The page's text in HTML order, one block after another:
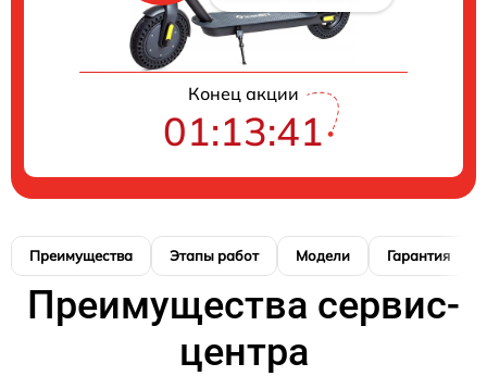
Конец акции
01:13:40
Преимущества Этапы работ Модели Гарантия
Преимущества сервис-
центра